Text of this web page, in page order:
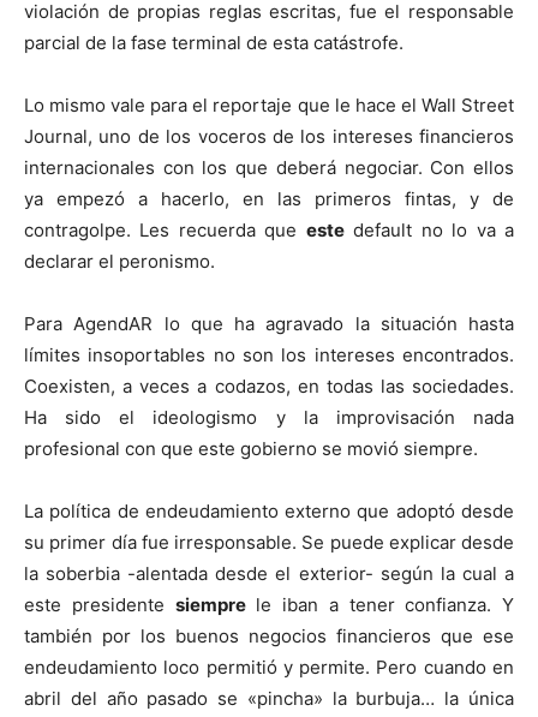
violación de propias reglas escritas, fue el responsable
parcial de la fase terminal de esta catástrofe.
Lo mismo vale para el reportaje que le hace el Wall Street
Journal, uno de los voceros de los intereses financieros
internacionales con los que deberá negociar. Con ellos
ya empezó a hacerlo, en las primeros fintas, y de
contragolpe. Les recuerda que estedefault no lo va a
declarar el peronismo.
Para AgendAR lo que ha agravado la situación hasta
límites insoportables no son los intereses encontrados.
Coexisten, a veces a codazos, en todas las sociedades.
Ha sido el ideologismo y la improvisación nada
profesional con que este gobierno se movió siempre.
La política de endeudamiento externo que adoptó desde
su primer día fue irresponsable. Se puede explicar desde
la soberbia -alentada desde el exterior- según la cual a
este presidente siemprele iban a tener confianza. Y
también por los buenos negocios financieros que ese
endeudamiento loco permitió y permite. Pero cuando en
abril del año pasado se «pincha» la burbuja… la única